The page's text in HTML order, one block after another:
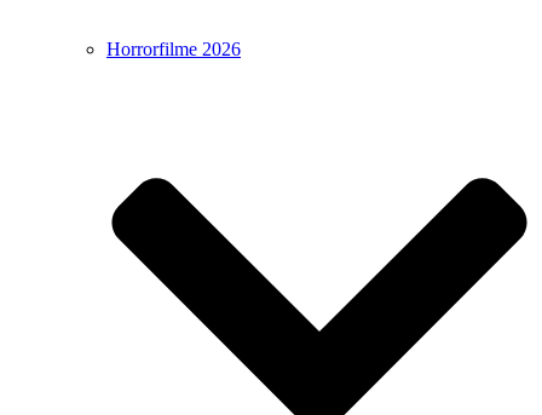
Horrorfilme 2026